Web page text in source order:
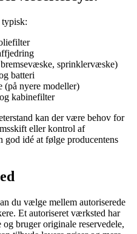
typisk:
sprinklervæske)
batteri
(på nyere modeller)
kabinefilter
kan der være behov for
eller kontrol af
god idé at følge producentens
du vælge mellem autoriserede
Et autoriseret værksted har
bruger originale reservedele,